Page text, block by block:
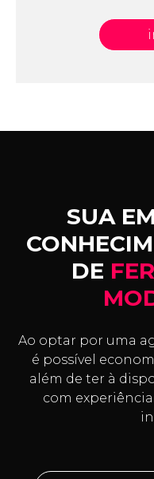
SUA
DE
Ao optar por uma
é possível
além de ter à
com